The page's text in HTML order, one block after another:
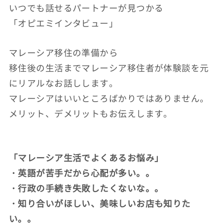
いつでも話せるパートナーが見つかる
「オピエミインタビュー」
マレーシア移住の準備から
移住後の生活までマレーシア移住者が体験談を元
にリアルなお話しします。
マレーシアはいいところばかりではありません。
メリット、デメリットもお伝えします。
「マレーシア生活でよくあるお悩み」
・英語が苦手だから心配が多い。。
・行政の手続き失敗したくないな。。
・知り合いがほしい、美味しいお店も知りた
い。。